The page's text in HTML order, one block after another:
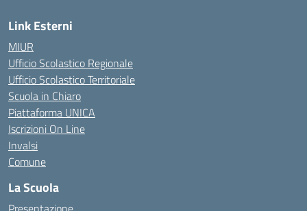
Link Esterni
MIUR
Ufficio Scolastico Regionale
Ufficio Scolastico Territoriale
Scuola in Chiaro
Piattaforma UNICA
Iscrizioni On Line
Invalsi
Comune
La Scuola